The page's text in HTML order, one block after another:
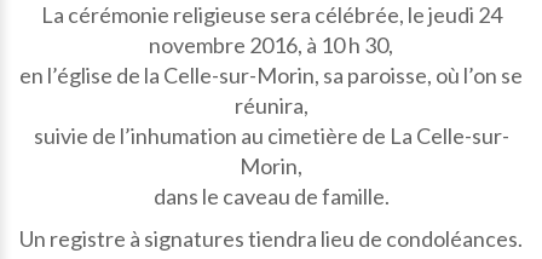
La cérémonie religieuse sera célébrée, le jeudi 24
novembre 2016, à 10 h 30,
en l’église de la Celle-sur-Morin, sa paroisse, où l’on se
réunira,
suivie de l’inhumation au cimetière de La Celle-sur-
Morin,
dans le caveau de famille.
Un registre à signatures tiendra lieu de condoléances.